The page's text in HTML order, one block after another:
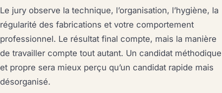
Le jury observe la technique, l’organisation, l’hygiène, la
régularité des fabrications et votre comportement
professionnel. Le résultat final compte, mais la manière
de travailler compte tout autant. Un candidat méthodique
et propre sera mieux perçu qu’un candidat rapide mais
désorganisé.